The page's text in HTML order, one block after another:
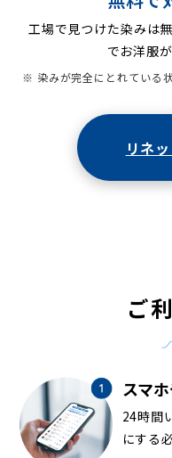
工場で見つけた染みは
でお洋服
※ 染みが完全にとれている
リネ
ご
スマ
24時間
にする